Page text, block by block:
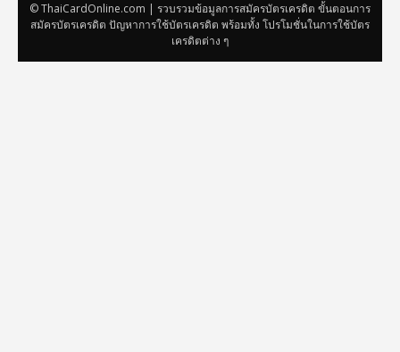
© ThaiCardOnline.com | รวบรวมข้อมูลการสมัครบัตรเครดิต ขั้นตอนการ
สมัครบัตรเครดิต ปัญหาการใช้บัตรเครดิต พร้อมทั้ง โปรโมชั่นในการใช้บัตร
เครดิตต่าง ๆ